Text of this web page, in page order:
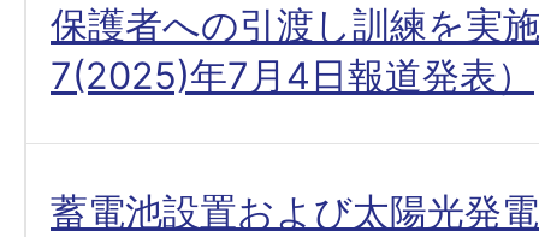
保護者への引渡し訓練を実
7(2025)年7月4日報道発表）
蓄電池設置および太陽光発